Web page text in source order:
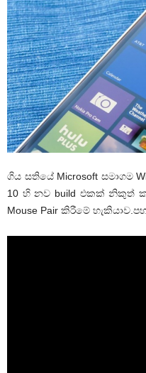
ගිය සතියේ Microsoft සමාගම
10 හි නව build එකක් නිකුත්
Mouse Pair කිරීමේ